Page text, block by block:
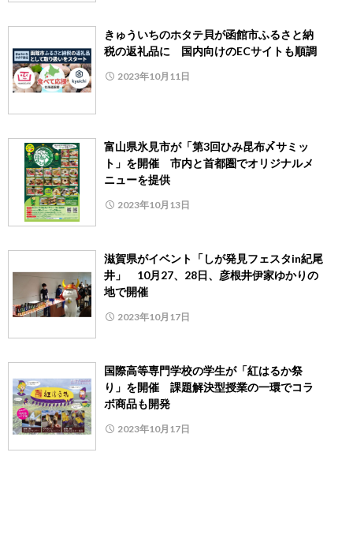
きゅういちのホタテ貝が函館市ふるさと納
税の返礼品に 国内向けのECサイトも順調
2023年10月11日
富山県氷見市が「第3回ひみ昆布〆サミッ
ト」を開催 市内と首都圏でオリジナルメ
ニューを提供
2023年10月13日
滋賀県がイベント「しが発見フェスタin紀尾
井」 10月27、28日、彦根井伊家ゆかりの
地で開催
2023年10月17日
国際高等専門学校の学生が「紅はるか祭
り」を開催 課題解決型授業の一環でコラ
ボ商品も開発
2023年10月17日